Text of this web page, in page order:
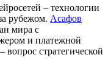
– технологии
рубежом. Асафов
мира с
и платежной
вопрос стратегической